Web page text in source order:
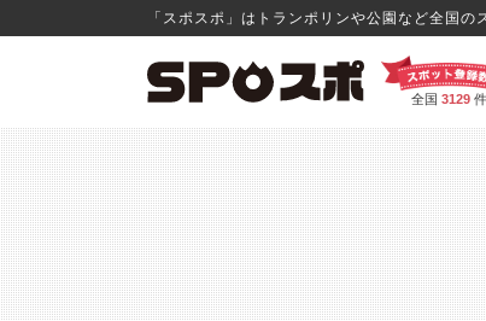
「スポスポ」はトランポリンや公園など全国
全国 3129件